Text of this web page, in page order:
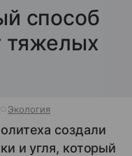
способ
тяжелых
Экология
создали
и угля, который